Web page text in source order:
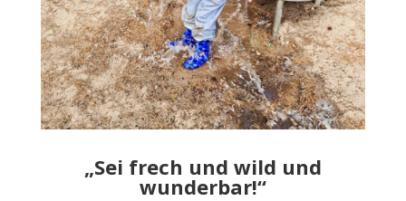
„Sei frech und wild und
wunderbar!“